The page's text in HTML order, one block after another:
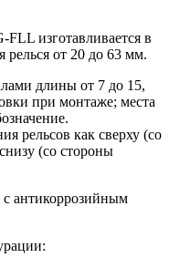
изготавливается в
релься от 20 до 63 мм.
длины от 7 до 15,
при монтаже; места
рельсов как сверху (со
(со стороны
с антикоррозийным